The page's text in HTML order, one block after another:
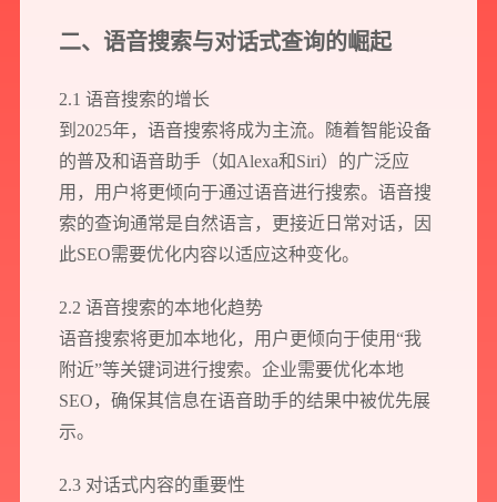
二、语音搜索与对话式查询的崛起
2.1 语音搜索的增长
到2025年，语音搜索将成为主流。随着智能设备
的普及和语音助手（如Alexa和Siri）的广泛应
用，用户将更倾向于通过语音进行搜索。语音搜
索的查询通常是自然语言，更接近日常对话，因
此SEO需要优化内容以适应这种变化。
2.2 语音搜索的本地化趋势
语音搜索将更加本地化，用户更倾向于使用“我
附近”等关键词进行搜索。企业需要优化本地
SEO，确保其信息在语音助手的结果中被优先展
示。
2.3 对话式内容的重要性